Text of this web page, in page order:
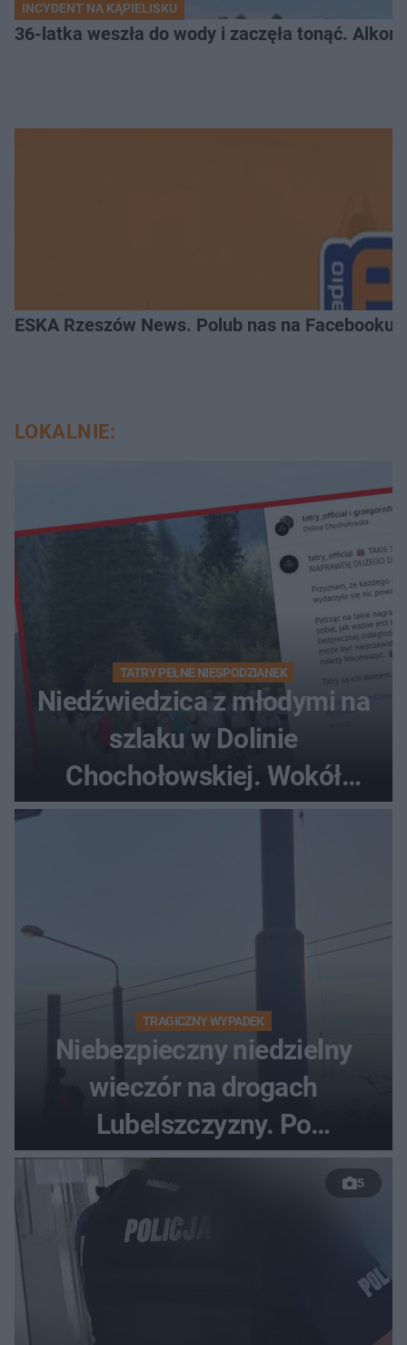
INCYDENT NA KĄPIELISKU
36-latka weszła do wody i zaczęła tonąć.
ESKA Rzeszów News. Polub nas na Facebooku!
LOKALNIE:
TATRY PEŁNE NIESPODZIANEK
Niedźwiedzica z młodymi na
szlaku w Dolinie
Chochołowskiej. Wokół
turyści!
TRAGICZNY WYPADEK
Niebezpieczny niedzielny
wieczór na drogach
Lubelszczyzny. Po
nieudanym manewrze
wyprzedzania zginął
kierowca auta
5